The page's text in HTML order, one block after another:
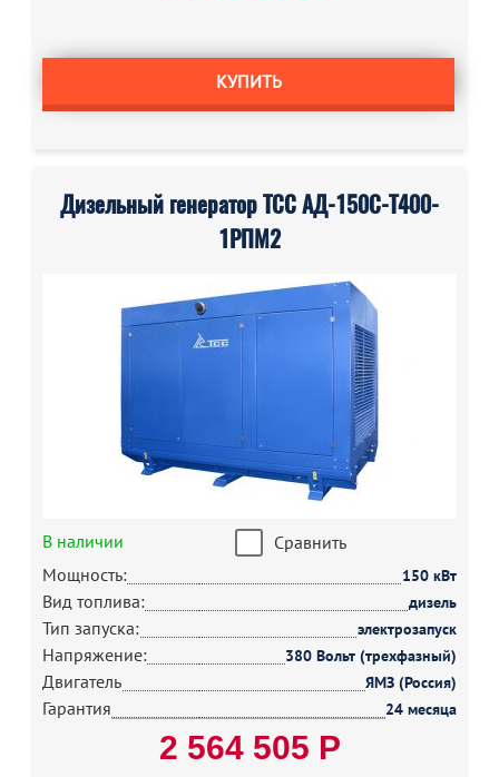
КУПИТЬ
Дизельный генератор ТСС АД-150С-Т400-
1РПМ2
В наличии
Сравнить
Мощность:
150 кВт
Вид топлива: дизель
Тип запуска: электрозапуск
Напряжение: 380 Вольт (трехфазный)
Двигатель ЯМЗ (Россия)
Гарантия 24 месяца
2 564 505 Р